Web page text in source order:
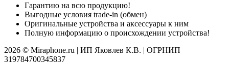
Гарантию на всю продукцию!
Выгодные условия trade-in (обмен)
Оригинальные устройства и аксессуары к ним
Полную информацию о происхождении устройства!
2026 © Miraphone.ru | ИП Яковлев К.В. | ОГРНИП
319784700345837